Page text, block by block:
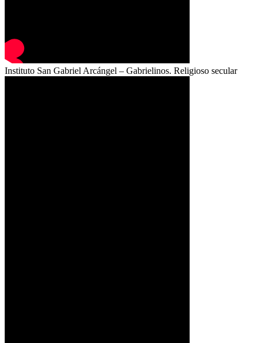
Instituto San Gabriel Arcángel – Gabrielinos. Religioso secular